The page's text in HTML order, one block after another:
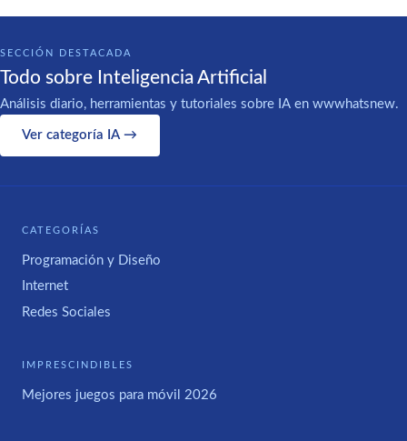
SECCIÓN DESTACADA
Todo sobre Inteligencia Artificial
Análisis diario, herramientas y tutoriales sobre IA en wwwhatsnew.
Ver categoría IA →
CATEGORÍAS
Programación y Diseño
Internet
Redes Sociales
IMPRESCINDIBLES
Mejores juegos para móvil 2026